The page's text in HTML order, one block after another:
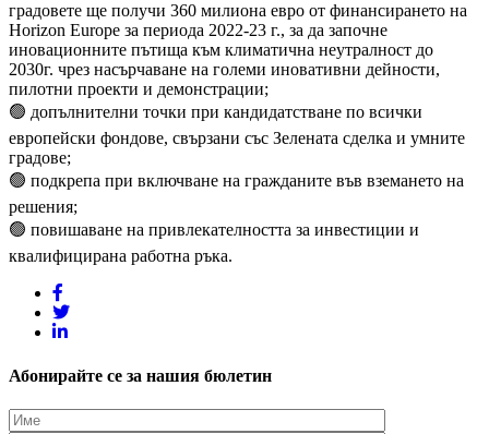
градовете ще получи 360 милиона евро от финансирането на
Horizon Europe за периода 2022-23 г., за да започне
иновационните пътища към климатична неутралност до
2030г. чрез насърчаване на големи иновативни дейности,
пилотни проекти и демонстрации;
🟢 допълнителни точки при кандидатстване по всички
европейски фондове, свързани със Зелената сделка и умните
градове;
🟢 подкрепа при включване на гражданите във вземането на
решения;
🟢 повишаване на привлекателността за инвестиции и
квалифицирана работна ръка.
Абонирайте се за нашия бюлетин